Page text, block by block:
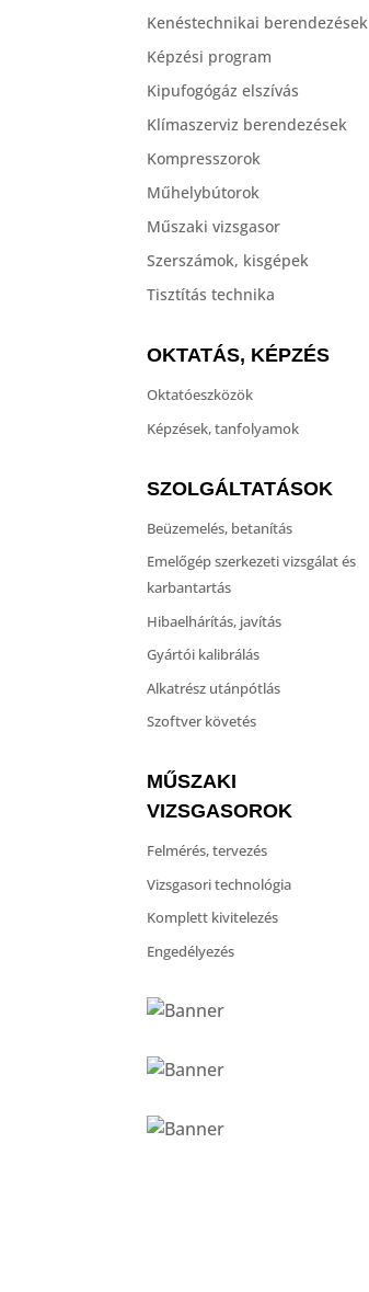
Kenéstechnikai berendezések
Képzési program
Kipufogógáz elszívás
Klímaszerviz berendezések
Kompresszorok
Műhelybútorok
Műszaki vizsgasor
Szerszámok, kisgépek
Tisztítás technika
OKTATÁS, KÉPZÉS
Oktatóeszközök
Képzések, tanfolyamok
SZOLGÁLTATÁSOK
Beüzemelés, betanítás
Emelőgép szerkezeti vizsgálat és
karbantartás
Hibaelhárítás, javítás
Gyártói kalibrálás
Alkatrész utánpótlás
Szoftver követés
MŰSZAKI
VIZSGASOROK
Felmérés, tervezés
Vizsgasori technológia
Komplett kivitelezés
Engedélyezés